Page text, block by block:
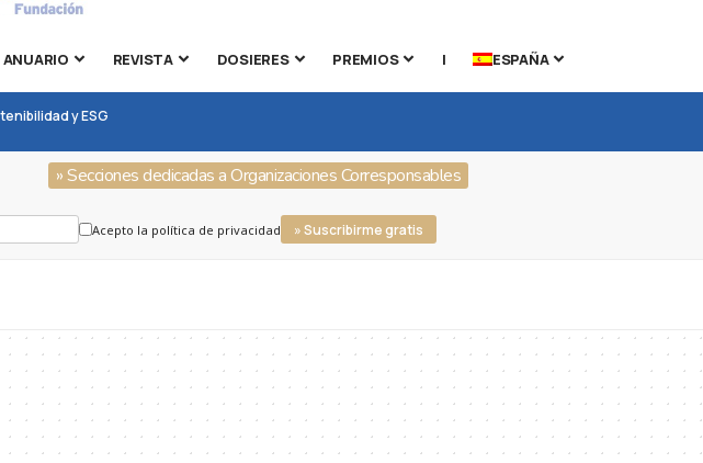
ANUARIO REVISTA DOSIERES PREMIOS | ESPAÑA
y ESG
» Secciones dedicadas a Organizaciones Corresponsables
Acepto la política de privacidad » Suscribirme gratis